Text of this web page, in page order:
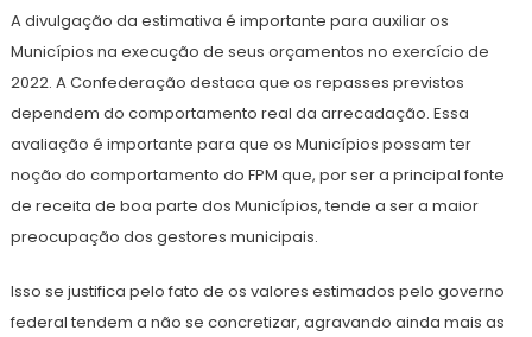
A divulgação da estimativa é importante para auxiliar os
Municípios na execução de seus orçamentos no exercício de
2022. A Confederação destaca que os repasses previstos
dependem do comportamento real da arrecadação. Essa
avaliação é importante para que os Municípios possam ter
noção do comportamento do FPM que, por ser a principal fonte
de receita de boa parte dos Municípios, tende a ser a maior
preocupação dos gestores municipais.
Isso se justifica pelo fato de os valores estimados pelo governo
federal tendem a não se concretizar, agravando ainda mais as